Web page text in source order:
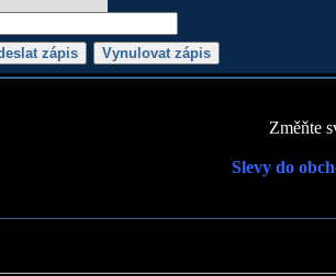
Změňte
Slevy do